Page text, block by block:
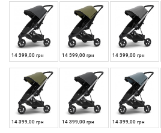
14 399,00 грн 14 399,00 грн 14 399,00 грн
14 399,00 грн 14 399,00 грн 14 399,00 грн